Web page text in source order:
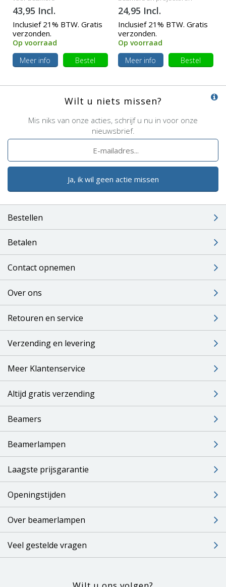
43,95 Incl.
Inclusief 21% BTW. Gratis
verzonden.
Op voorraad
Meer info
Bestel
24,95 Incl.
Inclusief 21% BTW. Gratis
verzonden.
Op voorraad
Meer info
Bestel
Wilt u niets missen?
Mis niks van onze acties, schrijf u nu in voor onze
nieuwsbrief.
Ja, ik wil geen actie missen
Bestellen
Betalen
Contact opnemen
Over ons
Retouren en service
Verzending en levering
Meer Klantenservice
Altijd gratis verzending
Beamers
Beamerlampen
Laagste prijsgarantie
Openingstijden
Over beamerlampen
Veel gestelde vragen